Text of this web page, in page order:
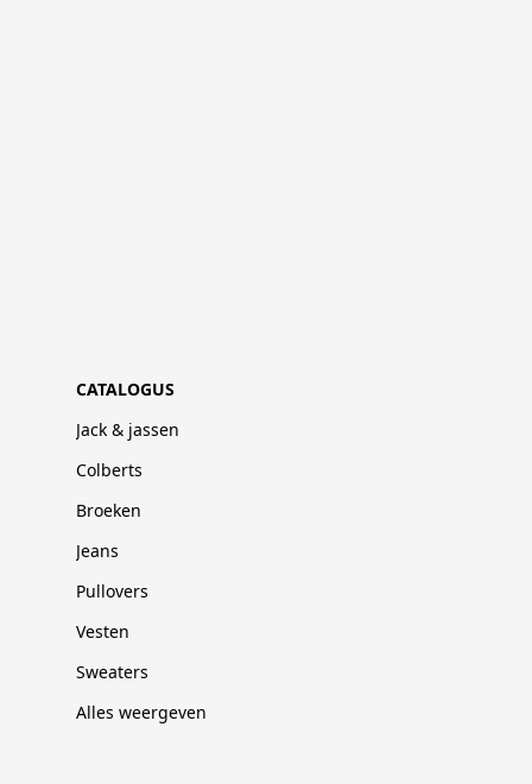
CATALOGUS
Jack & jassen
Colberts
Broeken
Jeans
Pullovers
Vesten
Sweaters
Alles weergeven